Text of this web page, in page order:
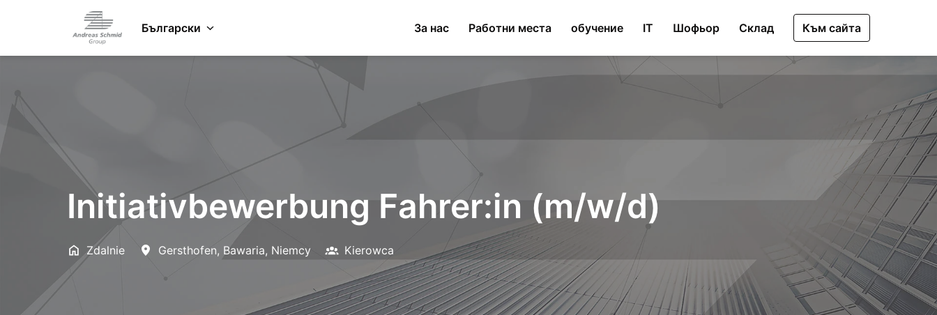
Startseite
Български За нас Работни места обучение IT Шофьор Склад Към сайта
Initiativbewerbung Fahrer:in (m/w/d)
Zdalnie Gersthofen, Bawaria, Niemcy Kierowca